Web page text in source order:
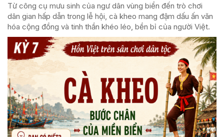
Từ công cụ mưu sinh của ngư dân vùng biển đến trò chơi
dân gian hấp dẫn trong lễ hội, cà kheo mang đậm dấu ấn văn
hóa cộng đồng và tinh thần khéo léo, bền bỉ của người Việt.